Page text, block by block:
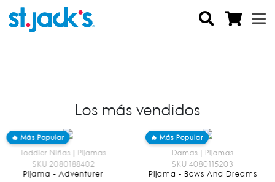
Los más vendidos
🔥 Más Popular
Toddler Niñas | Pijamas
SKU 2080188402
Pijama - Adventurer
🔥 Más Popular
Damas | Pijamas
SKU 4080115203
Pijama - Bows And Dreams